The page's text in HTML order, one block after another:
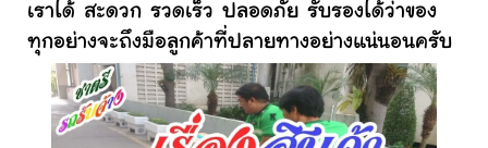
เราได้ สะดวก รวดเร็ว ปลอดภัย รับรองได้ว่าของ
ทุกอย่างจะถึงมือลูกค้าที่ปลายทางอย่างแน่นอนครับ